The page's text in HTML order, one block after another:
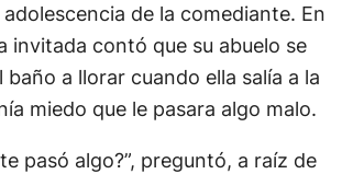
de la comediante. En
invitada contó que su abuelo se
baño a llorar cuando ella salía a la
miedo que le pasara algo malo.
pasó algo?”, preguntó, a raíz de